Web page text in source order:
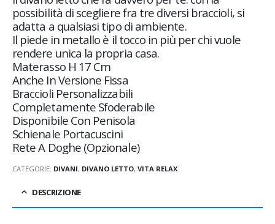
possibilità di scegliere fra tre diversi braccioli, si
adatta a qualsiasi tipo di ambiente.
Il piede in metallo è il tocco in più per chi vuole
rendere unica la propria casa.
Materasso H 17 Cm
Anche In Versione Fissa
Braccioli Personalizzabili
Completamente Sfoderabile
Disponibile Con Penisola
Schienale Portacuscini
Rete A Doghe (Opzionale)
CATEGORIE: DIVANI, DIVANO LETTO, VITA RELAX
DESCRIZIONE